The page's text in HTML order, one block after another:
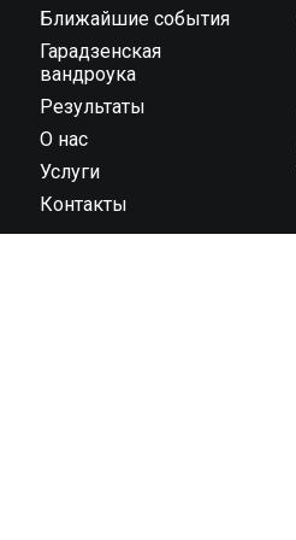
Ближайшие события
Гарадзенская
вандроука
Результаты
О нас
Услуги
Контакты